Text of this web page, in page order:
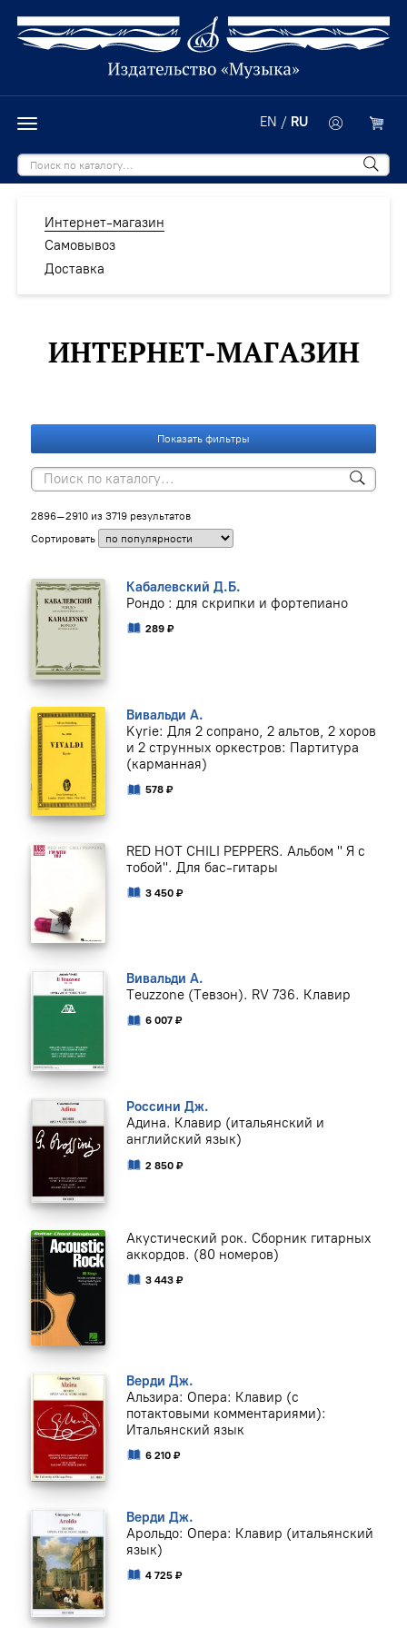
EN / RU
Интернет-магазин
Самовывоз
Доставка
ИНТЕРНЕТ-МАГАЗИН
Показать фильтры
2896–2910 из 3719 результатов
Сортировать
Кабалевский Д.Б.
Рондо : для скрипки и фортепиано
289 ₽
Вивальди А.
Kyrie: Для 2 сопрано, 2 альтов, 2 xоров
и 2 струнных оркестров: Партитура
(карманная)
578 ₽
RED HOT CHILI PEPPERS. Альбом " Я с
тобой". Для бас-гитары
3 450 ₽
Вивальди А.
Teuzzone (Тевзон). RV 736. Клавир
6 007 ₽
Россини Дж.
Адина. Клавир (итальянский и
английский язык)
2 850 ₽
Акустический рок. Сборник гитарных
аккордов. (80 номеров)
3 443 ₽
Верди Дж.
Альзира: Опера: Клавир (с
потактовыми комментариями):
Итальянский язык
6 210 ₽
Верди Дж.
Арольдо: Опера: Клавир (итальянский
язык)
4 725 ₽